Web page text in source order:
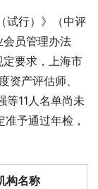
试行）》（中评
员管理办法
定要求，上海市
资产评估师、
等11人名单尚未
予通过年检，
构名称